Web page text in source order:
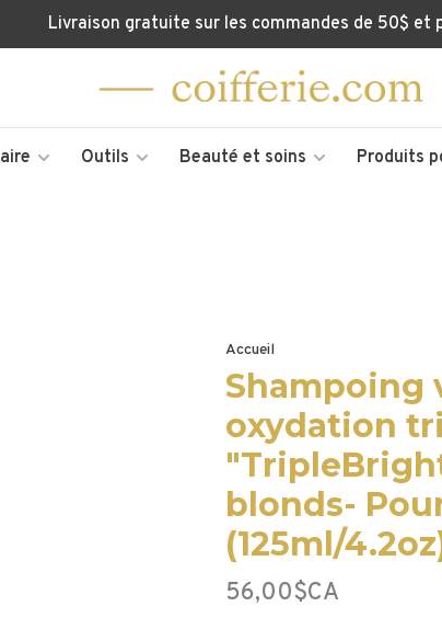
Livraison gratuite sur les commandes de 50$ et
Outils Beauté et soins Produits
Accueil
Shampoing
oxydation
blonds-
(125ml/
56,00$CA